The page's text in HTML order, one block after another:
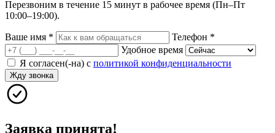
Перезвоним в течение 15 минут в рабочее время (Пн–Пт
10:00–19:00).
Ваше имя * Телефон *
Удобное время
Я согласен(-на) с политикой конфиденциальности
Жду звонка
Заявка принята!